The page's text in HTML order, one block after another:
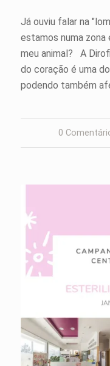
Já ouviu falar na
estamos numa zona
meu animal? A
do coração é uma
podendo também
0 /